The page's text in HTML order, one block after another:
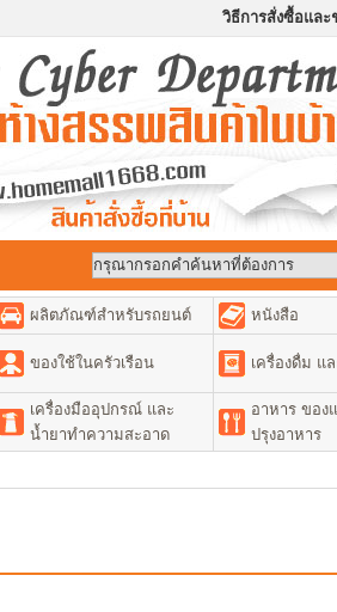
วิธีการสั่งซื้อและ
ผลิตภัณฑ์สำหรับรถยนต์
หนังสือ
ของใช้ในครัวเรือน เครื่องดื่ม แ
เครื่องมืออุปกรณ์ และ
น้ำยาทำความสะอาด
อาหาร ของ
ปรุงอาหาร